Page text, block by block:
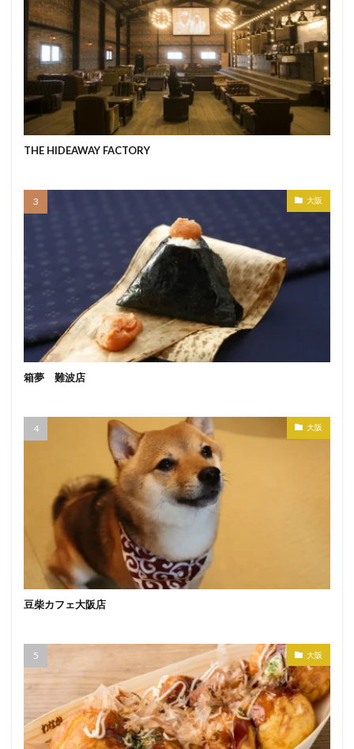
THE HIDEAWAY FACTORY
大阪
箱夢 難波店
大阪
豆柴カフェ大阪店
大阪